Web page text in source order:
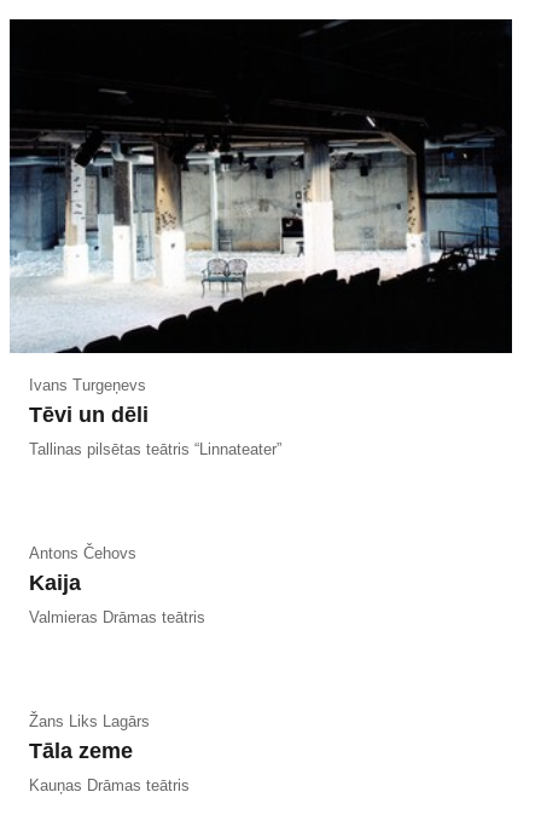
Ivans Turgeņevs
Tēvi un dēli
Tallinas pilsētas teātris “Linnateater”
Antons Čehovs
Kaija
Valmieras Drāmas teātris
Žans Liks Lagārs
Tāla zeme
Kauņas Drāmas teātris